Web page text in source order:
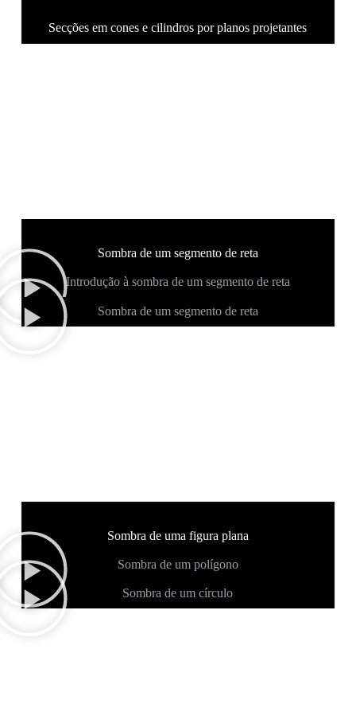
Secções em cones e cilindros por planos projetantes
Sombra de um segmento de reta
Introdução à sombra de um segmento de reta
Sombra de um segmento de reta
Sombra de uma figura plana
Sombra de um polígono
Sombra de um círculo